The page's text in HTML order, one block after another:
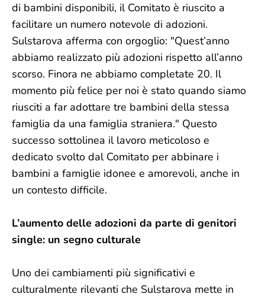
di bambini disponibili, il Comitato è riuscito a
facilitare un numero notevole di adozioni.
Sulstarova afferma con orgoglio: "Quest’anno
abbiamo realizzato più adozioni rispetto all’anno
scorso. Finora ne abbiamo completate 20. Il
momento più felice per noi è stato quando siamo
riusciti a far adottare tre bambini della stessa
famiglia da una famiglia straniera." Questo
successo sottolinea il lavoro meticoloso e
dedicato svolto dal Comitato per abbinare i
bambini a famiglie idonee e amorevoli, anche in
un contesto difficile.
L’aumento delle adozioni da parte di genitori
single: un segno culturale
Uno dei cambiamenti più significativi e
culturalmente rilevanti che Sulstarova mette in